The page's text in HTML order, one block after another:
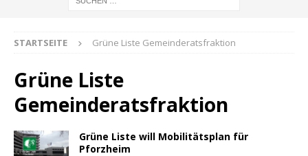
STARTSEITE Grüne Liste Gemeinderatsfraktion
Grüne Liste
Gemeinderatsfraktion
Grüne Liste will Mobilitätsplan für
Pforzheim